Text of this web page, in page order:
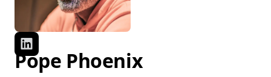
Pope Phoenix